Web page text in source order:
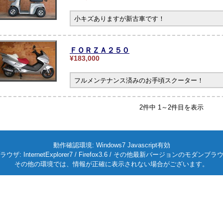
小キズありますが新古車です！
ＦＯＲＺＡ２５０
¥183,000
フルメンテナンス済みのお手頃スクーター！
2件中 1～2件目を表示
動作確認環境: Windows7 Javascript有効
ウザ: InternetExplorer7 / Firefox3.6 / その他最新バージョンのモダンブラ
その他の環境では、情報が正確に表示されない場合がございます。